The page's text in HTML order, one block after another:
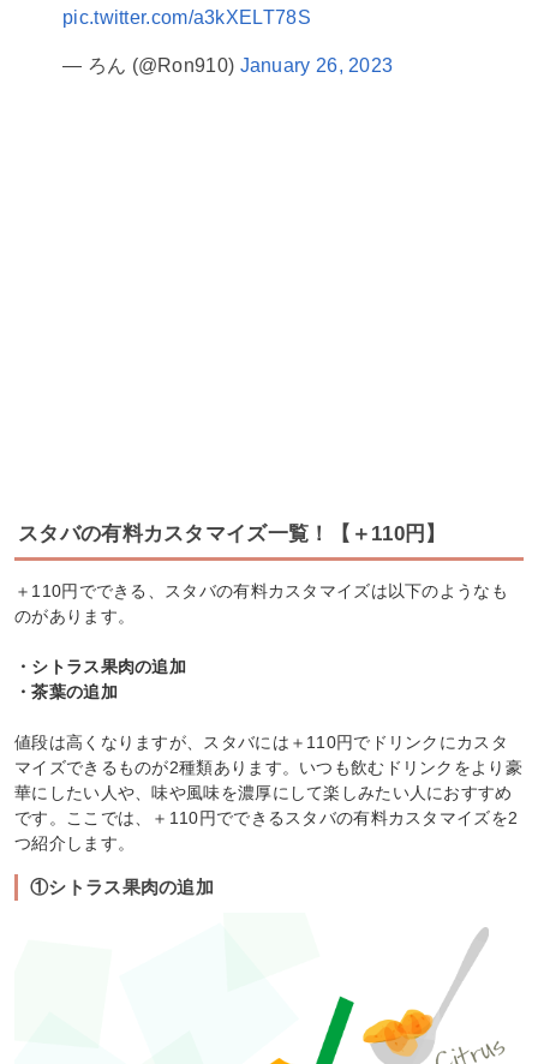
pic.twitter.com/a3kXELT78S
— ろん (@Ron910) January 26, 2023
スタバの有料カスタマイズ一覧！【＋110円】
＋110円でできる、スタバの有料カスタマイズは以下のようなも
のがあります。
・シトラス果肉の追加
・茶葉の追加
値段は高くなりますが、スタバには＋110円でドリンクにカスタ
マイズできるものが2種類あります。いつも飲むドリンクをより豪
華にしたい人や、味や風味を濃厚にして楽しみたい人におすすめ
です。ここでは、＋110円でできるスタバの有料カスタマイズを2
つ紹介します。
①シトラス果肉の追加